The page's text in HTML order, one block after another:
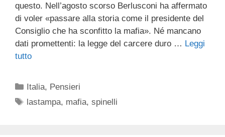
questo. Nell’agosto scorso Berlusconi ha affermato
di voler «passare alla storia come il presidente del
Consiglio che ha sconfitto la mafia». Né mancano
dati promettenti: la legge del carcere duro … Leggi
tutto
Categorie
Italia, Pensieri
Tag
lastampa, mafia,spinelli